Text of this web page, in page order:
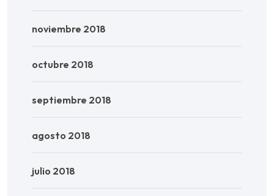
noviembre 2018
octubre 2018
septiembre 2018
agosto 2018
julio 2018